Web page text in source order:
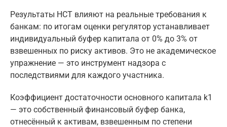
Результаты НСТ влияют на реальные требования к
банкам: по итогам оценки регулятор устанавливает
индивидуальный буфер капитала от 0% до 3% от
взвешенных по риску активов. Это не академическое
упражнение — это инструмент надзора с
последствиями для каждого участника.
Коэффициент достаточности основного капитала k1
— это собственный финансовый буфер банка,
отнесённый к активам, взвешенным по степени